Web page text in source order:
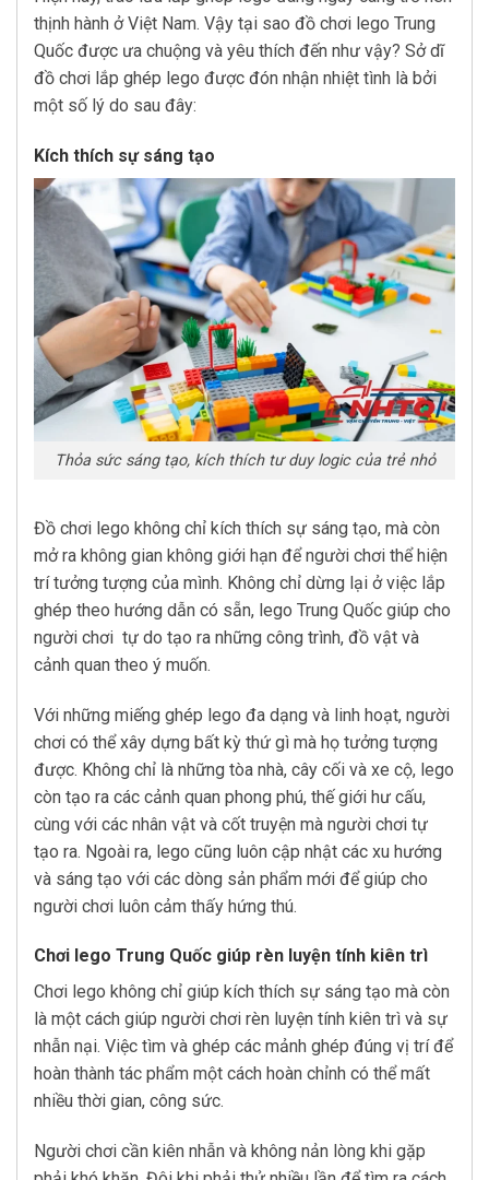
thịnh hành ở Việt Nam. Vậy tại sao đồ chơi lego Trung
Quốc được ưa chuộng và yêu thích đến như vậy? Sở dĩ
đồ chơi lắp ghép lego được đón nhận nhiệt tình là bởi
một số lý do sau đây:
Kích thích sự sáng tạo
Thỏa sức sáng tạo, kích thích tư duy logic của trẻ nhỏ
Đồ chơi lego không chỉ kích thích sự sáng tạo, mà còn
mở ra không gian không giới hạn để người chơi thể hiện
trí tưởng tượng của mình. Không chỉ dừng lại ở việc lắp
ghép theo hướng dẫn có sẵn, lego Trung Quốc giúp cho
người chơi tự do tạo ra những công trình, đồ vật và
cảnh quan theo ý muốn.
Với những miếng ghép lego đa dạng và linh hoạt, người
chơi có thể xây dựng bất kỳ thứ gì mà họ tưởng tượng
được. Không chỉ là những tòa nhà, cây cối và xe cộ, lego
còn tạo ra các cảnh quan phong phú, thế giới hư cấu,
cùng với các nhân vật và cốt truyện mà người chơi tự
tạo ra. Ngoài ra, lego cũng luôn cập nhật các xu hướng
và sáng tạo với các dòng sản phẩm mới để giúp cho
người chơi luôn cảm thấy hứng thú.
Chơi lego Trung Quốc giúp rèn luyện tính kiên trì
Chơi lego không chỉ giúp kích thích sự sáng tạo mà còn
là một cách giúp người chơi rèn luyện tính kiên trì và sự
nhẫn nại. Việc tìm và ghép các mảnh ghép đúng vị trí để
hoàn thành tác phẩm một cách hoàn chỉnh có thể mất
nhiều thời gian, công sức.
Người chơi cần kiên nhẫn và không nản lòng khi gặp